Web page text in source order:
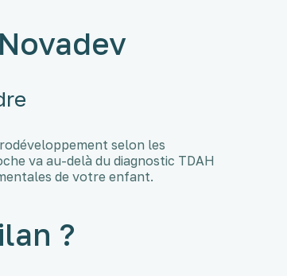
selon les
va au-delà du diagnostic TDAH
de votre enfant.
?